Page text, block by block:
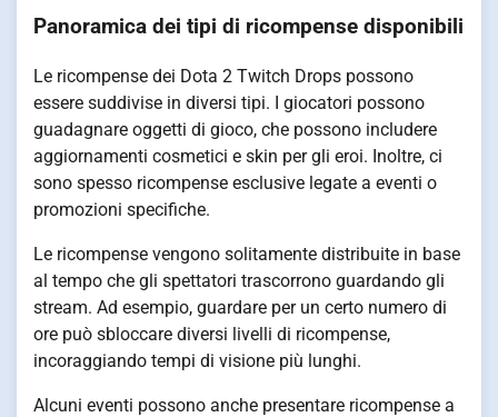
Panoramica dei tipi di ricompense disponibili
Le ricompense dei Dota 2 Twitch Drops possono
essere suddivise in diversi tipi. I giocatori possono
guadagnare oggetti di gioco, che possono includere
aggiornamenti cosmetici e skin per gli eroi. Inoltre, ci
sono spesso ricompense esclusive legate a eventi o
promozioni specifiche.
Le ricompense vengono solitamente distribuite in base
al tempo che gli spettatori trascorrono guardando gli
stream. Ad esempio, guardare per un certo numero di
ore può sbloccare diversi livelli di ricompense,
incoraggiando tempi di visione più lunghi.
Alcuni eventi possono anche presentare ricompense a